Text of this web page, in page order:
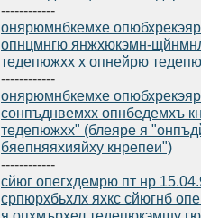
------------
онярюмнбкемхе
опнцмнгю янжхюкэмн-
тедепюжхх х опнейрю
------------
онярюмнбкемхе
сонпъднвемхх опнбедемхъ
тедепюжхх" (блеяре я
бяепняяхияйху кнрепеи")
------------
сйюг опегхдемрю пт нр
српюрхбьхлх яхкс сйюгнб